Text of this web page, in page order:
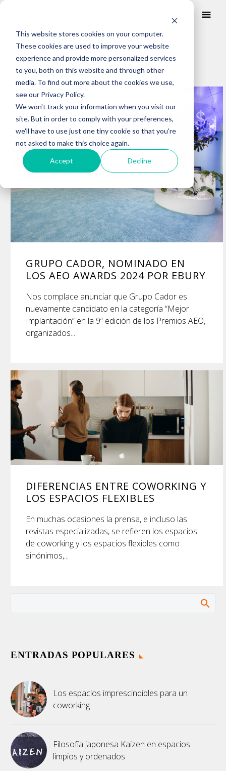
This website stores cookies on your computer.
These cookies are used to improve your website
experience and provide more personalized services
to you, both on this website and through other
media. To find out more about the cookies we use,
see our Privacy Policy.
We won't track your information when you visit our
site. But in order to comply with your preferences,
we'll have to use just one tiny cookie so that you're
not asked to make this choice again.
Accept Decline
BLOG
Posts about
espacios flexible
GRUPO CADOR, NOMINADO EN
LOS AEO AWARDS 2024 POR EBURY
Nos complace anunciar que Grupo Cador es
nuevamente candidato en la categoría “Mejor
Implantación” en la 9ª edición de los Premios AEO,
organizados...
DIFERENCIAS ENTRE COWORKING Y
LOS ESPACIOS FLEXIBLES
En muchas ocasiones la prensa, e incluso las
revistas especializadas, se refieren los espacios
de coworking y los espacios flexibles como
sinónimos,...
ENTRADAS POPULARES
Los espacios imprescindibles para un
coworking
Filosofía japonesa Kaizen en espacios
limpios y ordenados